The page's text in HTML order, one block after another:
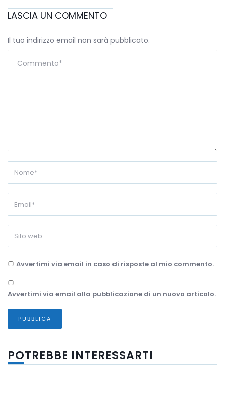
LASCIA UN COMMENTO
Il tuo indirizzo email non sarà pubblicato.
Avvertimi via email in caso di risposte al mio commento.
Avvertimi via email alla pubblicazione di un nuovo articolo.
POTREBBE INTERESSARTI